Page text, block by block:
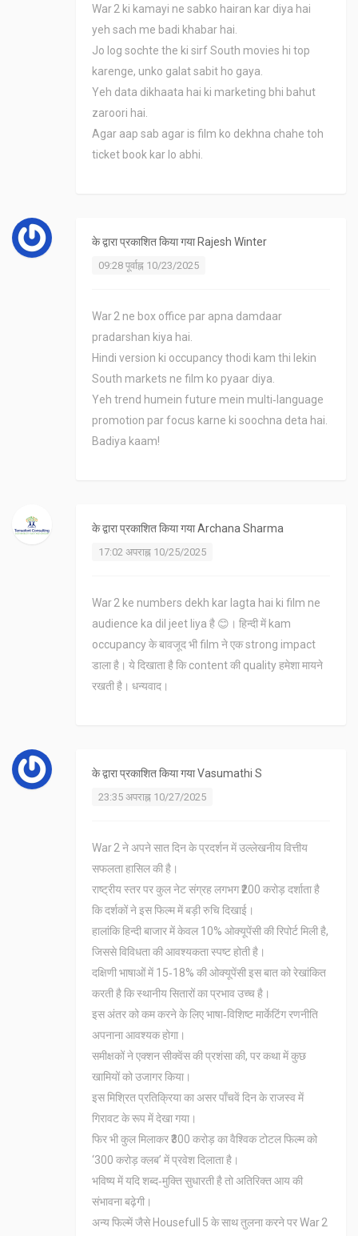
War 2 ki kamayi ne sabko hairan kar diya hai
yeh sach me badi khabar hai.
Jo log sochte the ki sirf South movies hi top
karenge, unko galat sabit ho gaya.
Yeh data dikhaata hai ki marketing bhi bahut
zaroori hai.
Agar aap sab agar is film ko dekhna chahe toh
ticket book kar lo abhi.
के द्वारा प्रकाशित किया गया Rajesh Winter
09:28 पूर्वाह्न 10/23/2025
War 2 ne box office par apna damdaar
pradarshan kiya hai.
Hindi version ki occupancy thodi kam thi lekin
South markets ne film ko pyaar diya.
Yeh trend humein future mein multi‑language
promotion par focus karne ki soochna deta hai.
Badiya kaam!
के द्वारा प्रकाशित किया गयाArchana Sharma
17:02 अपराह्न 10/25/2025
War 2 ke numbers dekh kar lagta hai ki film ne
audience ka dil jeet liya है 😊। हिन्दी में kam
occupancy के बावजूद भी film ने एक strong impact
डाला है। ये दिखाता है कि content की quality हमेशा मायने
रखती है। धन्यवाद।
के द्वारा प्रकाशित किया गयाVasumathi S
23:35 अपराह्न 10/27/2025
War 2 ने अपने सात दिन के प्रदर्शन में उल्लेखनीय वित्तीय
सफलता हासिल की है।
राष्ट्रीय स्तर पर कुल नेट संग्रह लगभग ₹200 करोड़ दर्शाता है
कि दर्शकों ने इस फिल्म में बड़ी रुचि दिखाई।
हालांकि हिन्दी बाजार में केवल 10% ओक्यूपेंसी की रिपोर्ट मिली है,
जिससे विविधता की आवश्यकता स्पष्ट होती है।
दक्षिणी भाषाओं में 15‑18% की ओक्यूपेंसी इस बात को रेखांकित
करती है कि स्थानीय सितारों का प्रभाव उच्च है।
इस अंतर को कम करने के लिए भाषा‑विशिष्ट मार्केटिंग रणनीति
अपनाना आवश्यक होगा।
समीक्षकों ने एक्शन सीक्वेंस की प्रशंसा की, पर कथा में कुछ
खामियों को उजागर किया।
इस मिश्रित प्रतिक्रिया का असर पाँचवें दिन के राजस्व में
गिरावट के रूप में देखा गया।
फिर भी कुल मिलाकर ₹300 करोड़ का वैश्विक टोटल फिल्म को
‘300 करोड़ क्लब’ में प्रवेश दिलाता है।
भविष्य में यदि शब्द‑मुक्ति सुधारती है तो अतिरिक्त आय की
संभावना बढ़ेगी।
अन्य फिल्में जैसे Housefull 5 के साथ तुलना करने पर War 2